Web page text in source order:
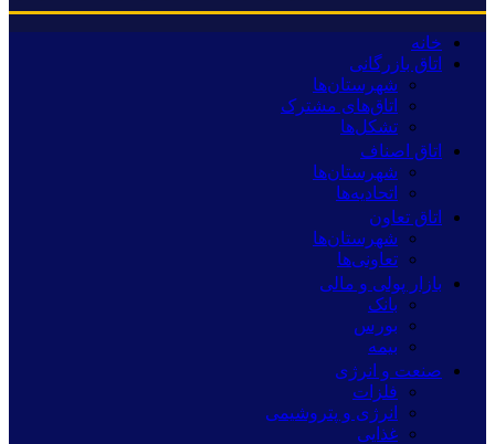
خانه
اتاق بازرگانی
شهرستان‌ها
اتاق‌های مشترک
تشکل‌ها
اتاق اصناف
شهرستان‌ها
اتحادیه‌ها
اتاق تعاون
شهرستان‌ها
تعاونی‌ها
بازار پولی و مالی
بانک
بورس
بیمه
صنعت و انرژی
فلزات
انرژی و پتروشیمی
غذایی